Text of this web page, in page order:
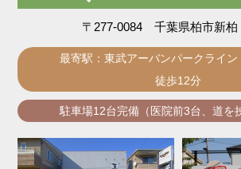
〒277-0084 千葉県柏市新柏
最寄駅：東武アーバンパークライン
徒歩12分
駐車場12台完備（医院前3台、道を